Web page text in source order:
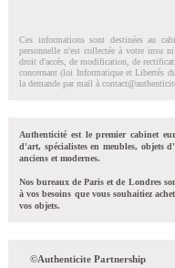
Ces informations sont destinées au
personnelle n'est collectée à votre insu
droit d'accés, de modification, de
concernant (loi Informatique et Libertés
la demande par mail à
Authenticité est le premier cabinet
d'art, spécialistes en meubles, objets
anciens et modernes.
Nos bureaux de Paris et de Londres
à vos besoins que vous souhaitiez
vos objets.
©Authenticite Partnership